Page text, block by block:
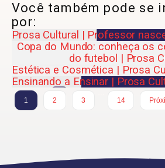
Você também pode se
por:
Prosa Cultural | Professor
Copa do Mundo: conheça os
do futebol | Prosa
Estética e Cosmética | Prosa
Ensinando a Ensinar | Prosa
1 2 3
14